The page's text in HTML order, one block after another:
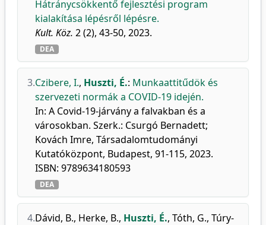
Hátránycsökkentő fejlesztési program
kialakítása lépésről lépésre.
Kult. Köz. 2 (2), 43-50, 2023.
DEA
3.Czibere, I., Huszti, É.: Munkaattitűdök és
szervezeti normák a COVID-19 idején.
In: A Covid-19-járvány a falvakban és a
városokban. Szerk.: Csurgó Bernadett;
Kovách Imre, Társadalomtudományi
Kutatóközpont, Budapest, 91-115, 2023.
ISBN: 9789634180593
DEA
4.Dávid, B., Herke, B., Huszti, É., Tóth, G., Túry-